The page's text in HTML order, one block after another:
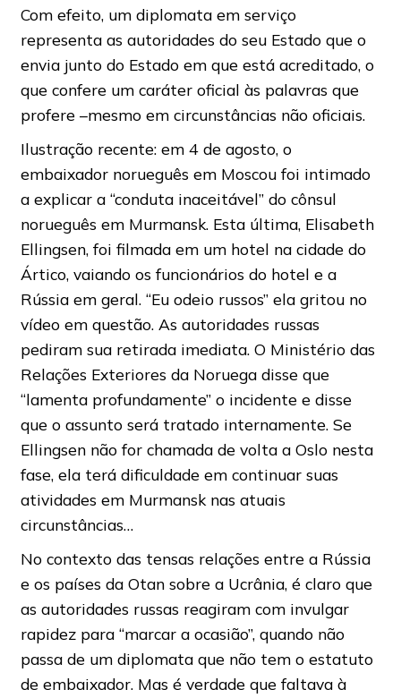
Com efeito, um diplomata em serviço
representa as autoridades do seu Estado que o
envia junto do Estado em que está acreditado, o
que confere um caráter oficial às palavras que
profere –mesmo em circunstâncias não oficiais.
Ilustração recente: em 4 de agosto, o
embaixador norueguês em Moscou foi intimado
a explicar a “conduta inaceitável” do cônsul
norueguês em Murmansk. Esta última, Elisabeth
Ellingsen, foi filmada em um hotel na cidade do
Ártico, vaiando os funcionários do hotel e a
Rússia em geral. “Eu odeio russos” ela gritou no
vídeo em questão. As autoridades russas
pediram sua retirada imediata. O Ministério das
Relações Exteriores da Noruega disse que
“lamenta profundamente” o incidente e disse
que o assunto será tratado internamente. Se
Ellingsen não for chamada de volta a Oslo nesta
fase, ela terá dificuldade em continuar suas
atividades em Murmansk nas atuais
circunstâncias…
No contexto das tensas relações entre a Rússia
e os países da Otan sobre a Ucrânia, é claro que
as autoridades russas reagiram com invulgar
rapidez para “marcar a ocasião”, quando não
passa de um diplomata que não tem o estatuto
de embaixador. Mas é verdade que faltava à